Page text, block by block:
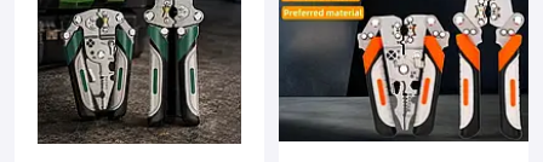
Knipex, Германия